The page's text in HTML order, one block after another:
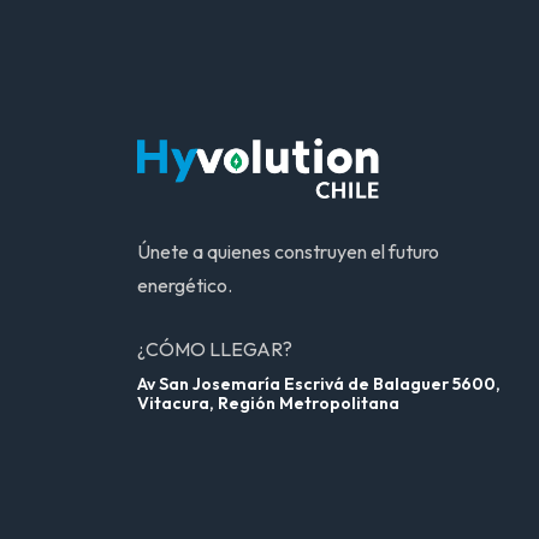
Únete a quienes construyen el futuro
energético.
¿CÓMO LLEGAR?
Av San Josemaría Escrivá de Balaguer 5600,
Vitacura, Región Metropolitana